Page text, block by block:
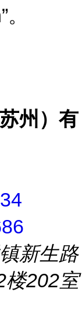
州）有
新生路
楼202室